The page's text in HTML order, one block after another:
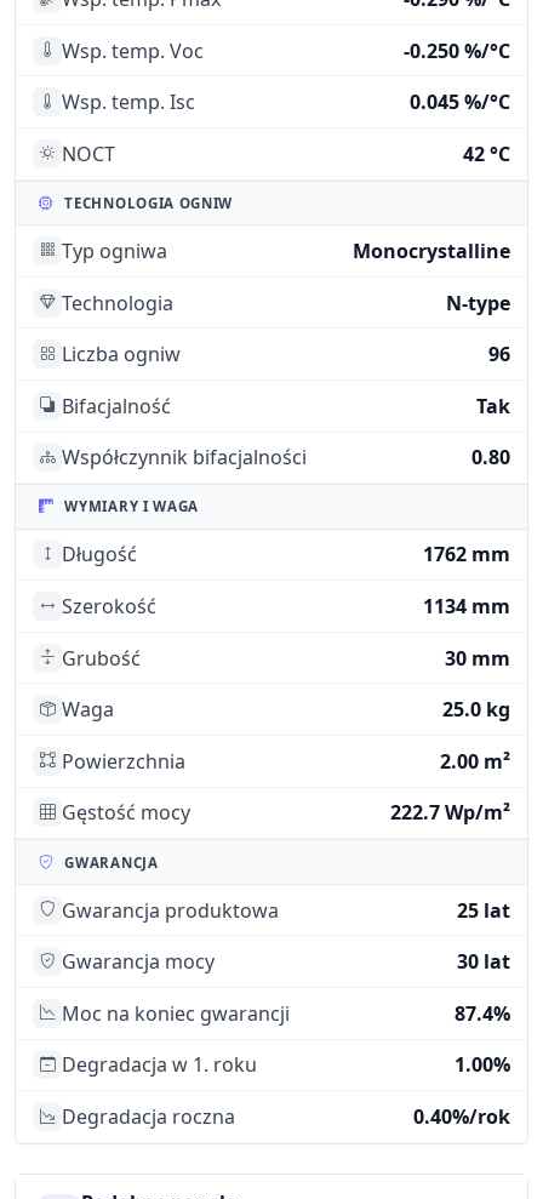
Wsp. temp. Voc
-0.250 %/°C
Wsp. temp. Isc
0.045 %/°C
NOCT
42 °C
TECHNOLOGIA OGNIW
Typ ogniwa
Monocrystalline
Technologia
N-type
Liczba ogniw
96
Bifacjalność
Tak
Współczynnik bifacjalności
0.80
WYMIARY I WAGA
Długość
1762 mm
Szerokość
1134 mm
Grubość
30 mm
Waga
25.0 kg
Powierzchnia
2.00 m²
Gęstość mocy
222.7 Wp/m²
GWARANCJA
Gwarancja produktowa
25 lat
Gwarancja mocy
30 lat
Moc na koniec gwarancji
87.4%
Degradacja w 1. roku
1.00%
Degradacja roczna
0.40%/rok